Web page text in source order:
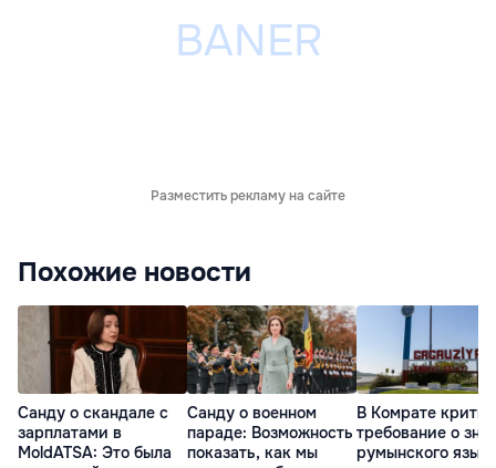
Разместить рекламу на сайте
Похожие новости
Санду о скандале с
зарплатами в
MoldATSA: Это была
Санду о военном
параде: Возможность
показать, как мы
В Комрате
требование о
румынского